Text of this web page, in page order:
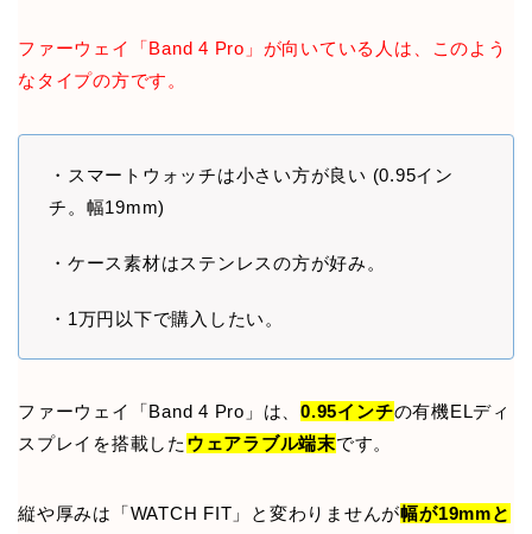
ファーウェイ「Band 4 Pro」が向いている人は、このよう
なタイプの方です。
・スマートウォッチは小さい方が良い (0.95イン
チ。幅19mm)
・ケース素材はステンレスの方が好み。
・1万円以下で購入したい。
ファーウェイ「Band 4 Pro」は、0.95インチの有機ELディ
スプレイを搭載した ウェアラブル端末です。
縦や厚みは「WATCH FIT」と変わりませんが幅が19mmと